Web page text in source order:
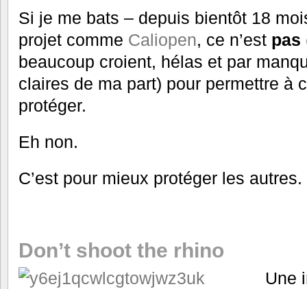
Si je me bats – depuis bientôt 18
projet comme Caliopen, ce n’est pas
beaucoup croient, hélas et par
claires de ma part) pour permettre à
protéger.
Eh non.
C’est pour mieux protéger les autres.
Don’t shoot the rhino
Une